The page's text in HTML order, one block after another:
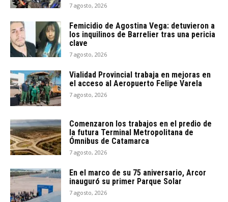
7 agosto, 2026
Femicidio de Agostina Vega: detuvieron a
los inquilinos de Barrelier tras una pericia
clave
7 agosto, 2026
Vialidad Provincial trabaja en mejoras en
el acceso al Aeropuerto Felipe Varela
7 agosto, 2026
Comenzaron los trabajos en el predio de
la futura Terminal Metropolitana de
Ómnibus de Catamarca
7 agosto, 2026
En el marco de su 75 aniversario, Arcor
inauguró su primer Parque Solar
7 agosto, 2026